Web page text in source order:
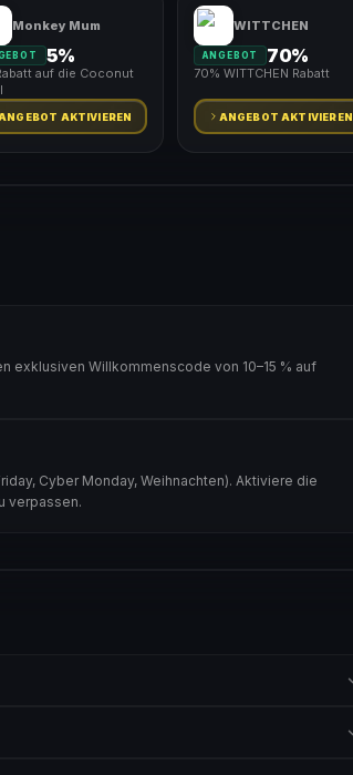
Monkey Mum
5%
auf die Coconut
ANGEBOT AKTIVIEREN
WITTCHEN
ANGEBOT 70%
70% WITTCHEN Rabatt
ANGEBOT AKTIVIEREN
exklusiven Willkommenscode von 10–15 % auf
Cyber Monday, Weihnachten). Aktiviere die
verpassen.